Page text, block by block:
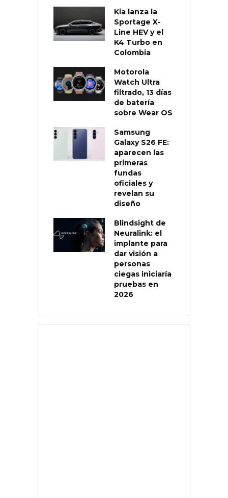
Kia lanza la
Sportage X-
Line HEV y el
K4 Turbo en
Colombia
Motorola
Watch Ultra
filtrado, 13 días
de batería
sobre Wear OS
Samsung
Galaxy S26 FE:
aparecen las
primeras
fundas
oficiales y
revelan su
diseño
Blindsight de
Neuralink: el
implante para
dar visión a
personas
ciegas iniciaría
pruebas en
2026